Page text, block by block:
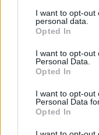
not limited to your
grant or deny
use your data for
consent section.
I want to opt-out
personal data.
Opted In
I want to opt-out
Personal Data.
Opted In
I want to opt-out
Personal Data
Opted In
Morte di
Mastronardi:
rapporto tra
giustizia e
in Italia
Anpi